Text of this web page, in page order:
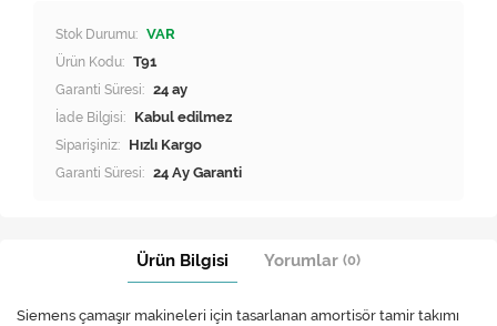
Stok Durumu: VAR
Ürün Kodu: T91
Garanti Süresi: 24 ay
İade Bilgisi:
Siparişiniz: Hızlı Kargo
Garanti Süresi: 24 Ay Garanti
Ürün Bilgisi Yorumlar (0)
Siemens çamaşır makineleri için tasarlanan amortisör tamir takımı